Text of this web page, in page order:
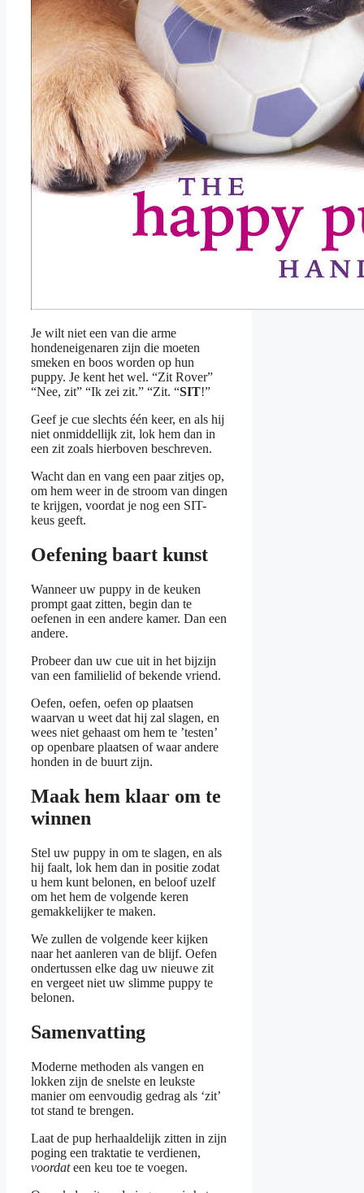
Je wilt niet een van die arme
hondeneigenaren zijn die moeten
smeken en boos worden op hun
puppy. Je kent het wel. “Zit Rover”
“Nee, zit” “Ik zei zit.” “Zit. “SIT!”
Geef je cue slechts één keer, en als hij
niet onmiddellijk zit, lok hem dan in
een zit zoals hierboven beschreven.
Wacht dan en vang een paar zitjes op,
om hem weer in de stroom van dingen
te krijgen, voordat je nog een SIT-
keus geeft.
Oefening baart kunst
Wanneer uw puppy in de keuken
prompt gaat zitten, begin dan te
oefenen in een andere kamer. Dan een
andere.
Probeer dan uw cue uit in het bijzijn
van een familielid of bekende vriend.
Oefen, oefen, oefen op plaatsen
waarvan u weet dat hij zal slagen, en
wees niet gehaast om hem te ’testen’
op openbare plaatsen of waar andere
honden in de buurt zijn.
Maak hem klaar om te
winnen
Stel uw puppy in om te slagen, en als
hij faalt, lok hem dan in positie zodat
u hem kunt belonen, en beloof uzelf
om het hem de volgende keren
gemakkelijker te maken.
We zullen de volgende keer kijken
naar het aanleren van de blijf. Oefen
ondertussen elke dag uw nieuwe zit
en vergeet niet uw slimme puppy te
belonen.
Samenvatting
Moderne methoden als vangen en
lokken zijn de snelste en leukste
manier om eenvoudig gedrag als ‘zit’
tot stand te brengen.
Laat de pup herhaaldelijk zitten in zijn
poging een traktatie te verdienen,
voordateen keu toe te voegen.